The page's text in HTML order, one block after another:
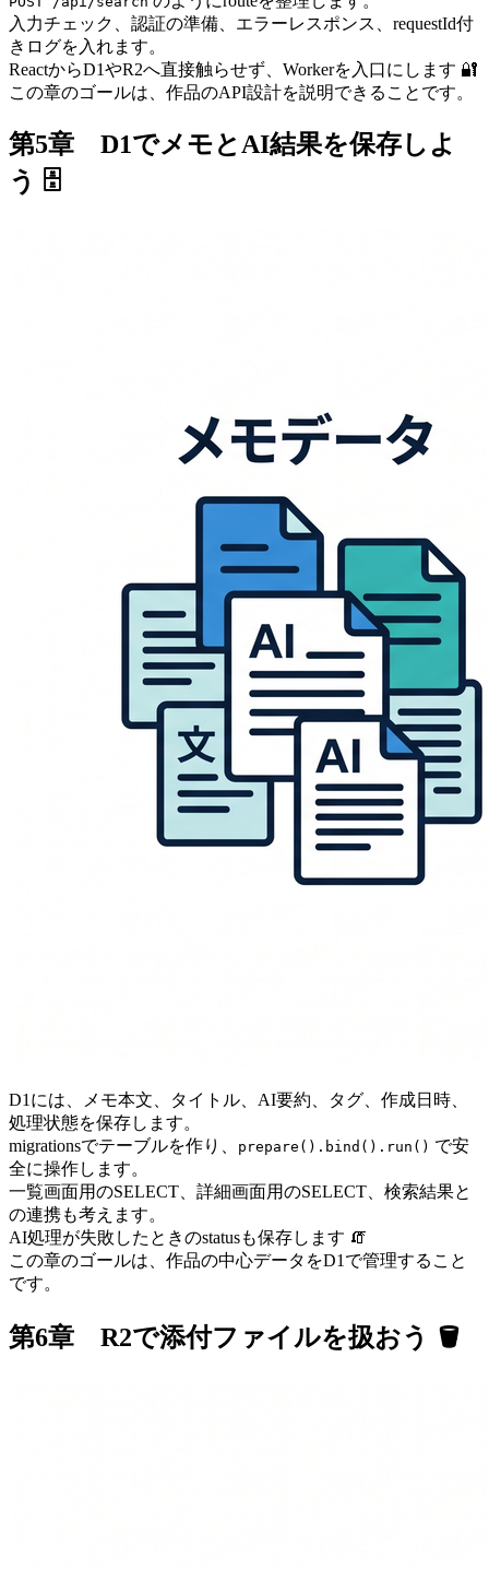
入力チェック、認証の準備、エラーレスポンス、requestId付
きログを入れます。
ReactからD1やR2へ直接触らせず、Workerを入口にします 🔐
この章のゴールは、作品のAPI設計を説明できることです。
第5章 D1でメモとAI結果を保存しよ
う 🗄️
D1には、メモ本文、タイトル、AI要約、タグ、作成日時、
処理状態を保存します。
migrationsでテーブルを作り、
prepare().bind().run() で安
全に操作します。
一覧画面用のSELECT、詳細画面用のSELECT、検索結果と
の連携も考えます。
AI処理が失敗したときのstatusも保存します 🧯
この章のゴールは、作品の中心データをD1で管理すること
です。
第6章 R2で添付ファイルを扱おう 🪣